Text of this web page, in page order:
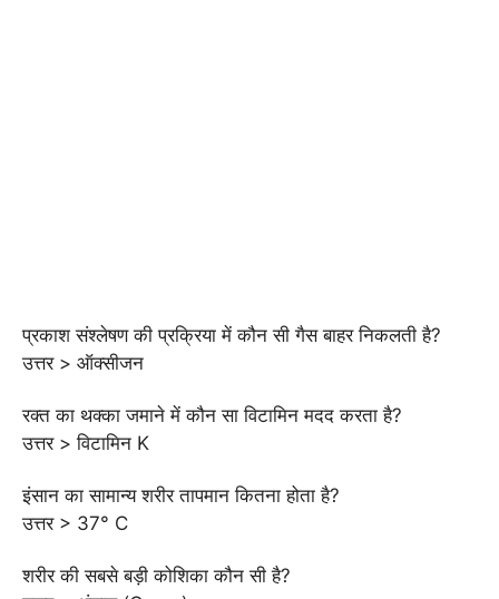
प्रकाश संश्लेषण की प्रक्रिया में कौन सी गैस बाहर निकलती है?
उत्तर > ऑक्सीजन
रक्त का थक्का जमाने में कौन सा विटामिन मदद करता है?
उत्तर > विटामिन K
इंसान का सामान्य शरीर तापमान कितना होता है?
उत्तर > 37° C
शरीर की सबसे बड़ी कोशिका कौन सी है?